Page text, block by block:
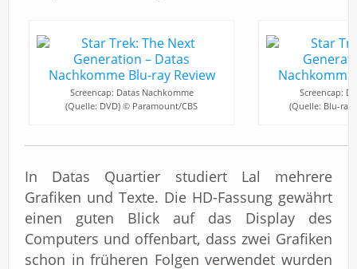
Screencap: Datas Nachkomme
(Quelle: DVD) © Paramount/CBS
Screencap:
(Quelle: Blu-
In Datas Quartier studiert Lal mehrere
Grafiken und Texte. Die HD-Fassung gewährt
einen guten Blick auf das Display des
Computers und offenbart, dass zwei Grafiken
schon in früheren Folgen verwendet wurden